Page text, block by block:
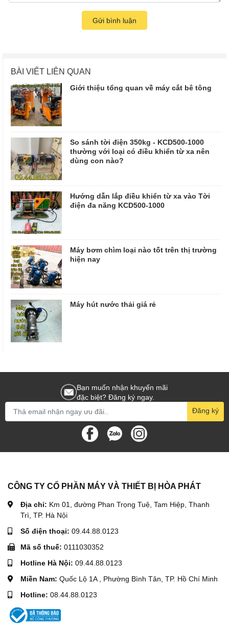
Gửi bình luận
BÀI VIẾT LIÊN QUAN
Giới thiệu tổng quan về máy cắt bê tông
So sánh tời điện 350kg - KCD500-1000
thường với loại có điều khiển từ xa nên
dùng con nào?
Hướng dẫn lắp điều khiển từ xa vào Tời
điện đa năng KCD500-1000
Máy bơm chìm loại nào tốt trên thị trường
hiện nay
Máy hút nước thải giá rẻ
Bạn muốn nhận khuyến mãi
đặc biệt? Đăng ký ngay.
Đăng ký
CÔNG TY CỔ PHẦN MÁY VÀ THIẾT BỊ HÒA PHÁT
Địa chỉ: Km 01, đường Phan Trọng Tuệ, Tam Hiệp, Thanh
Trì, TP. Hà Nội
Số điện thoại: 09.44.88.0123
Mã số thuế: 0111030352
Hotline Hà Nội: 09.44.88.0123
Miền Nam: Quốc Lộ 1A , Phường Bình Tân, TP. Hồ Chí Minh
Hotline: 08.44.88.0123